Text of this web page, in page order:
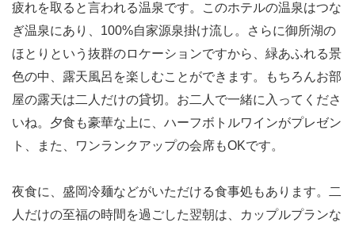
疲れを取ると言われる温泉です。このホテルの温泉はつな
ぎ温泉にあり、100%自家源泉掛け流し。さらに御所湖の
ほとりという抜群のロケーションですから、緑あふれる景
色の中、露天風呂を楽しむことができます。もちろんお部
屋の露天は二人だけの貸切。お二人で一緒に入ってくださ
いね。夕食も豪華な上に、ハーフボトルワインがプレゼン
ト、また、ワンランクアップの会席もOKです。
夜食に、盛岡冷麺などがいただける食事処もあります。二
人だけの至福の時間を過ごした翌朝は、カップルプランな